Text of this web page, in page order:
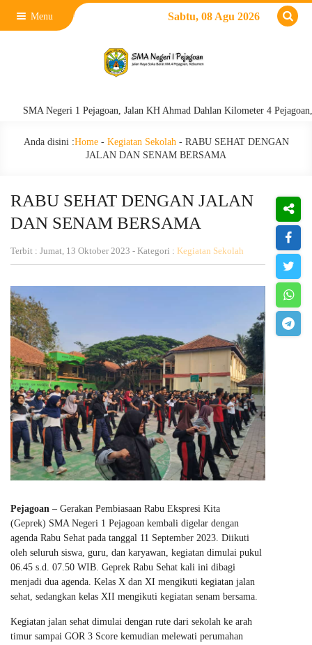
Menu Sabtu, 08 Agu 2026
Negeri 1 Pejagoan, Jalan KH Ahmad Dahlan Kilometer 4 Pejagoan,
Anda disini :Home- Kegiatan Sekolah- RABU SEHAT DENGAN
JALAN DAN SENAM BERSAMA
RABU SEHAT DENGAN JALAN
DAN SENAM BERSAMA
Terbit : Jumat, 13 Oktober 2023 - Kategori : Kegiatan Sekolah
Pejagoan – Gerakan Pembiasaan Rabu Ekspresi Kita
(Geprek) SMA Negeri 1 Pejagoan kembali digelar dengan
agenda Rabu Sehat pada tanggal 11 September 2023. Diikuti
oleh seluruh siswa, guru, dan karyawan, kegiatan dimulai pukul
06.45 s.d. 07.50 WIB. Geprek Rabu Sehat kali ini dibagi
menjadi dua agenda. Kelas X dan XI mengikuti kegiatan jalan
sehat, sedangkan kelas XII mengikuti kegiatan senam bersama.
Kegiatan jalan sehat dimulai dengan rute dari sekolah ke arah
timur sampai GOR 3 Score kemudian melewati perumahan